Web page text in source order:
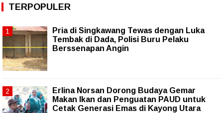
TERPOPULER
Pria di Singkawang Tewas dengan Luka
Tembak di Dada, Polisi Buru Pelaku
Berssenapan Angin
Erlina Norsan Dorong Budaya Gemar
Makan Ikan dan Penguatan PAUD untuk
Cetak Generasi Emas di Kayong Utara